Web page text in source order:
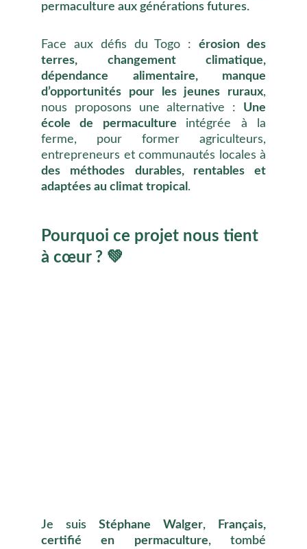
permaculture aux générations futures.
Face aux défis du Togo :érosion des
terres, changement climatique,
dépendance alimentaire, manque
d’opportunités pour les jeunes ruraux,
nous proposons une alternative : Une
école de permaculture intégrée à la
ferme, pour former agriculteurs,
entrepreneurs et communautés locales à
des méthodes
durables, rentables et
adaptées au climat tropical .
Je suis Stéphane Walger,
Français,
certifié en permaculture, tombé
Pourquoi ce projet nous tient
à cœur ? 💚